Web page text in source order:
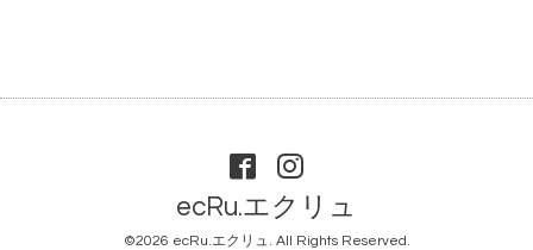
ecRu.エクリュ
©2026 ecRu.エクリュ. All Rights Reserved.